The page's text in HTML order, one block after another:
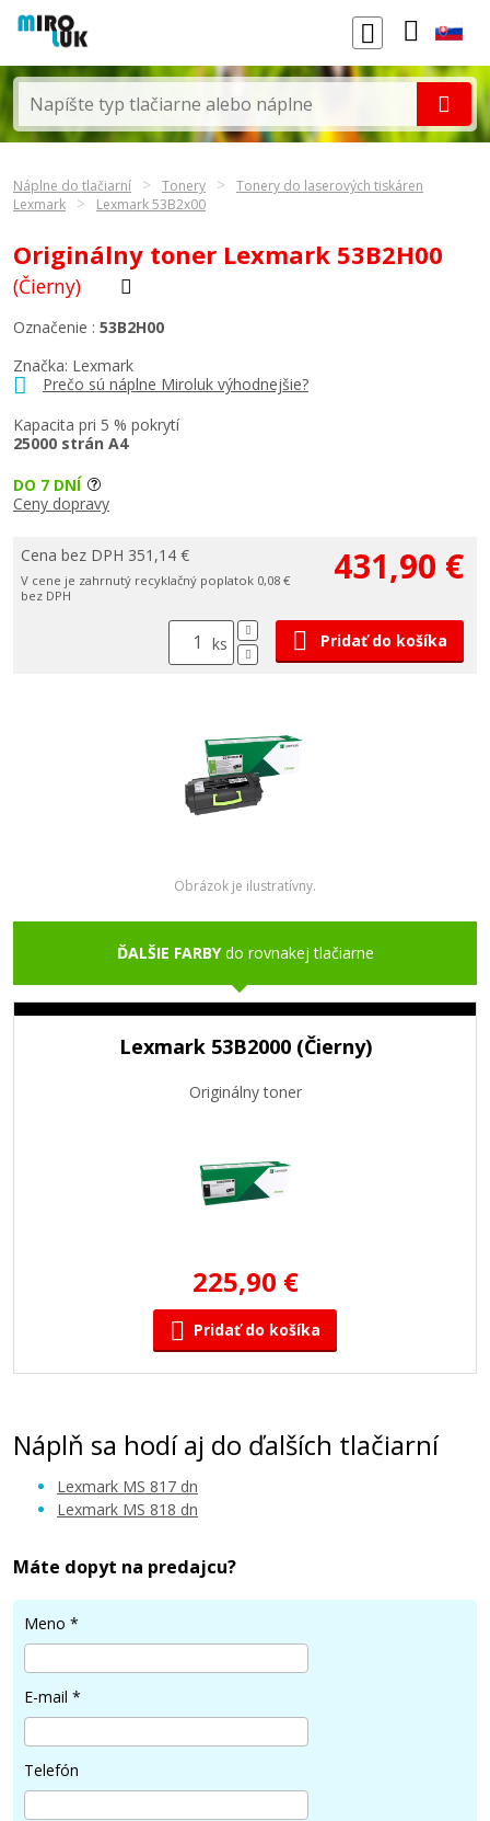
Náplne do tlačiarní Tonery
Tonery do laserových tiskáren
Lexmark
Lexmark 53B2x00
Originálny toner Lexmark 53B2H00
(Čierny)
Značka: Lexmark
Prečo sú náplne Miroluk výhodnejšie?
Kapacita pri 5 % pokrytí
25000 strán A4
Označenie : 53B2H00
DO 7 DNÍ
Ceny dopravy
Cena bez DPH 351,14 €
V cene je zahrnutý recyklačný poplatok 0,08 €
bez DPH
431,90 €
ks Pridať do košíka
Obrázok je ilustratívny.
ĎALŠIE FARBYdo rovnakej tlačiarne
Lexmark 53B2000 (Čierny)
Originálny toner
225,90 €
Pridať do košíka
Náplň sa hodí aj do ďalších tlačiarní
Lexmark MS 817 dn
Lexmark MS 818 dn
Máte dopyt na predajcu?
Meno *
E-mail *
Telefón